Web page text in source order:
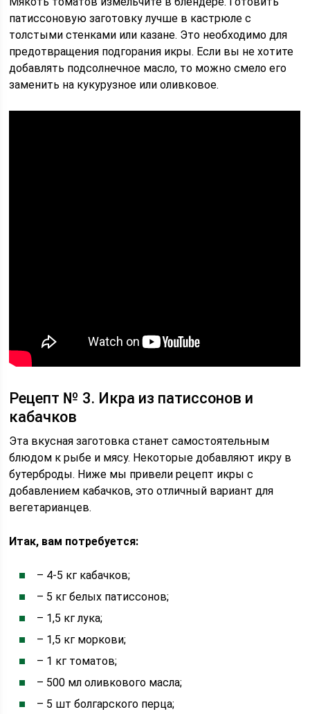
патиссоновую заготовку лучше в кастрюле с
толстыми стенками или казане. Это необходимо для
предотвращения подгорания икры. Если вы не хотите
добавлять подсолнечное масло, то можно смело его
заменить на кукурузное или оливковое.
Рецепт № 3. Икра из патиссонов и
кабачков
Эта вкусная заготовка станет самостоятельным
блюдом к рыбе и мясу. Некоторые добавляют икру в
бутерброды. Ниже мы привели рецепт икры с
добавлением кабачков, это отличный вариант для
вегетарианцев.
Итак, вам потребуется:
– 4-5 кг кабачков;
– 5 кг белых патиссонов;
– 1,5 кг лука;
– 1,5 кг моркови;
– 1 кг томатов;
– 500 мл оливкового масла;
– 5 шт болгарского перца;